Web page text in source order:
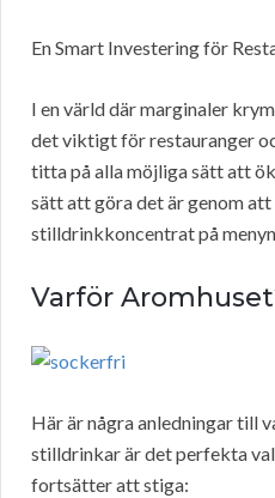
En Smart Investering för
I en värld där marginaler
det viktigt för restauranger
titta på alla möjliga sätt att
sätt att göra det är genom
stilldrinkkoncentrat på
Varför
Här är några anledningar till
stilldrinkar är det perfekta
fortsätter att stiga: